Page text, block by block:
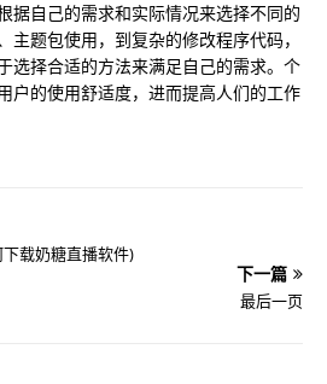
据自己的需求和实际情况来选择不同的
主题包使用，到复杂的修改程序代码，
选择合适的方法来满足自己的需求。个
户的使用舒适度，进而提高人们的工作
载奶糖直播软件)
下一篇
最后一页